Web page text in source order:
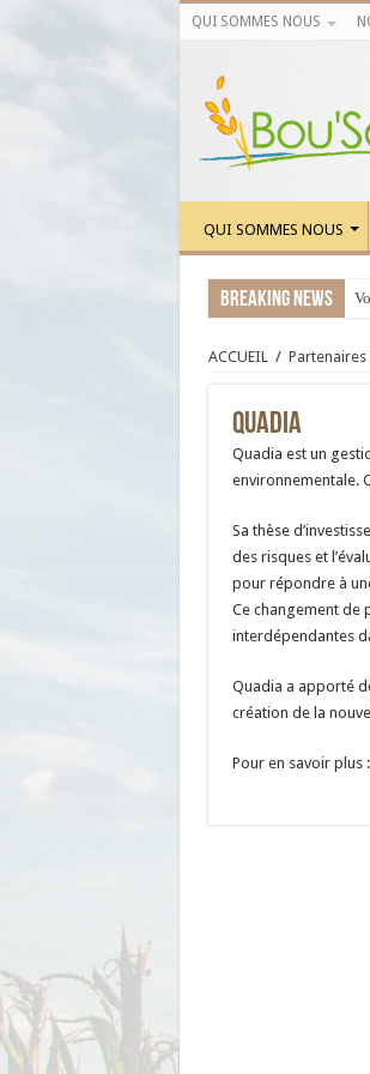
QUI SOMMES NOUS
QUI SOMMES NOUS
Breaking News
ACCUEIL / Partenaires
QUADIA
Quadia est un
environnementale.
Sa thèse
des risques et
pour répondre à
Ce changement de
interdépendantes
Quadia a apporté
création de la
Pour en savoir plus :